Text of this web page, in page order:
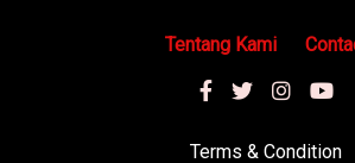
Tentang Kami
Terms & Condition